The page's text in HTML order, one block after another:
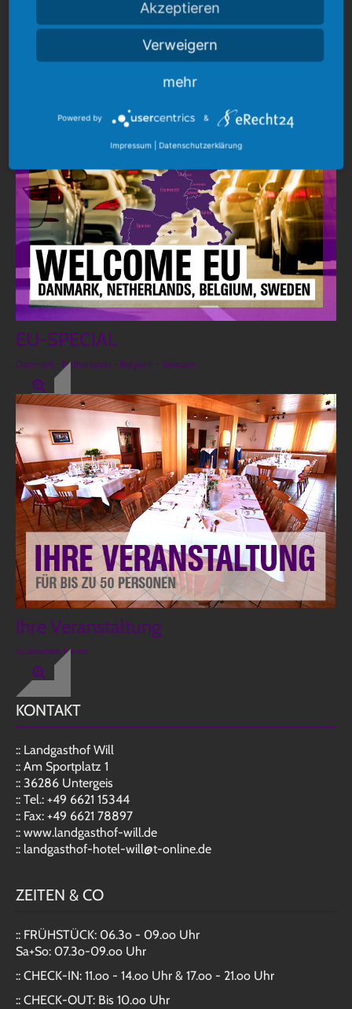
BUSSE
EU-SPECIAL
Danmark - Netherlands - Belgium - Sweden
Ihre Veranstaltung
in unserem Hause
KONTAKT
:: Landgasthof Will
:: Am Sportplatz 1
:: 36286 Untergeis
:: Tel.: +49 6621 15344
:: Fax: +49 6621 78897
:: www.landgasthof-will.de
:: landgasthof-hotel-will@t-online.de
ZEITEN & CO
:: FRÜHSTÜCK: 06.3o - 09.oo Uhr
Sa+So: 07.3o-09.oo Uhr
:: CHECK-IN: 11.oo - 14.oo Uhr & 17.oo - 21.oo Uhr
:: CHECK-OUT: Bis 10.oo Uhr
Akzeptieren
Verweigern
mehr
Powered by &
Impressum Datenschutzerklärung